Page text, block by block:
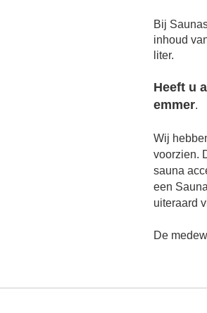
Bij
inhoud
liter.
Heeft u
emmer.
Wij
voorzien.
sauna
een
uiteraard
De